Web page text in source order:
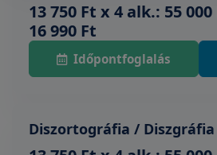
13 750 Ft x 4 alk.: 55
16 990 Ft
Időpontfoglalás
Diszortográfia /